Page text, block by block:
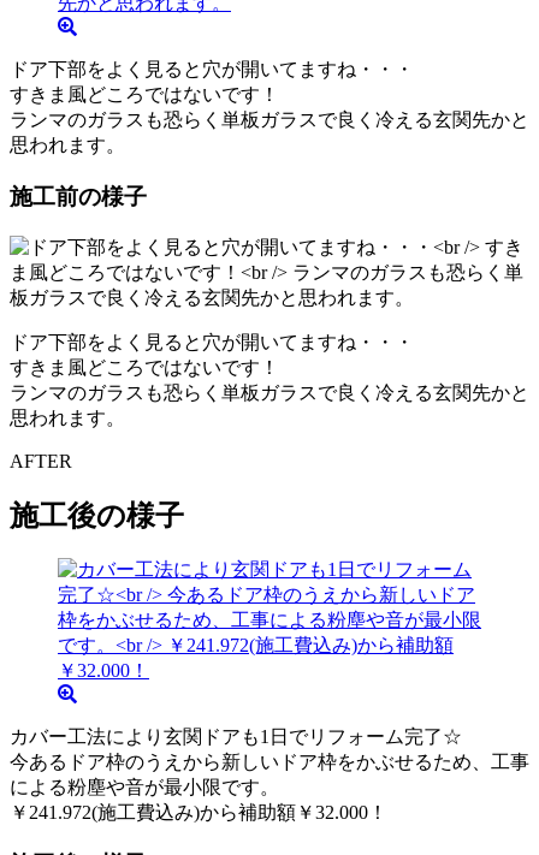
ドア下部をよく見ると穴が開いてますね・・・
すきま風どころではないです！
ランマのガラスも恐らく単板ガラスで良く冷える玄関先かと
思われます。
施工前の様子
ドア下部をよく見ると穴が開いてますね・・・
すきま風どころではないです！
ランマのガラスも恐らく単板ガラスで良く冷える玄関先かと
思われます。
AFTER
施工後の様子
カバー工法により玄関ドアも1日でリフォーム完了☆
今あるドア枠のうえから新しいドア枠をかぶせるため、工事
による粉塵や音が最小限です。
￥241.972(施工費込み)から補助額￥32.000！